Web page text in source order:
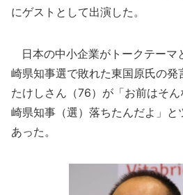
にゲストとして出演した。
日本の中小企業がトークテーマ
崎県知事選で敗れた東国原氏の発
たけしさん（76）が「お前はそ
崎県知事（選）落ちたんだよ」
あった。